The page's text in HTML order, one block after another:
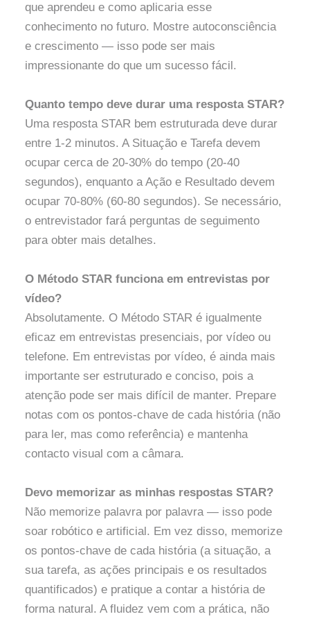
que aprendeu e como aplicaria esse
conhecimento no futuro. Mostre autoconsciência
e crescimento — isso pode ser mais
impressionante do que um sucesso fácil.
Quanto tempo deve durar uma resposta STAR?
Uma resposta STAR bem estruturada deve durar
entre 1-2 minutos. A Situação e Tarefa devem
ocupar cerca de 20-30% do tempo (20-40
segundos), enquanto a Ação e Resultado devem
ocupar 70-80% (60-80 segundos). Se necessário,
o entrevistador fará perguntas de seguimento
para obter mais detalhes.
O Método STAR funciona em entrevistas por
vídeo?
Absolutamente. O Método STAR é igualmente
eficaz em entrevistas presenciais, por vídeo ou
telefone. Em entrevistas por vídeo, é ainda mais
importante ser estruturado e conciso, pois a
atenção pode ser mais difícil de manter. Prepare
notas com os pontos-chave de cada história (não
para ler, mas como referência) e mantenha
contacto visual com a câmara.
Devo memorizar as minhas respostas STAR?
Não memorize palavra por palavra — isso pode
soar robótico e artificial. Em vez disso, memorize
os pontos-chave de cada história (a situação, a
sua tarefa, as ações principais e os resultados
quantificados) e pratique a contar a história de
forma natural. A fluidez vem com a prática, não